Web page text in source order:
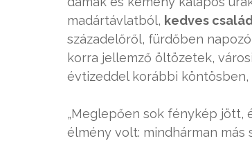
madártávlatból, kedves
századelőről, fürdőben
korra jellemző öltözetek,
évtizeddel korábbi köntösben,
„Meglepően sok fénykép jött,
élmény volt: mindhárman